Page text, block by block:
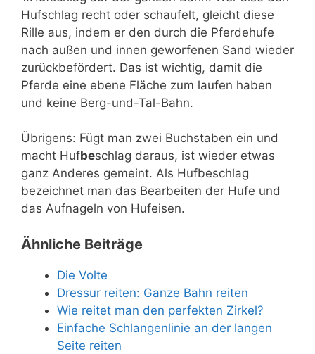
Hufschlag recht oder schaufelt, gleicht diese
Rille aus, indem er den durch die Pferdehufe
nach außen und innen geworfenen Sand wieder
zurückbefördert. Das ist wichtig, damit die
Pferde eine ebene Fläche zum laufen haben
und keine Berg-und-Tal-Bahn.
Übrigens: Fügt man zwei Buchstaben ein und
macht Hufbeschlag daraus, ist wieder etwas
ganz Anderes gemeint. Als Hufbeschlag
bezeichnet man das Bearbeiten der Hufe und
das Aufnageln von Hufeisen.
Ähnliche Beiträge
Die Volte
Dressur reiten: Ganze Bahn reiten
Wie reitet man den perfekten Zirkel?
Einfache Schlangenlinie an der langen
Seite reiten